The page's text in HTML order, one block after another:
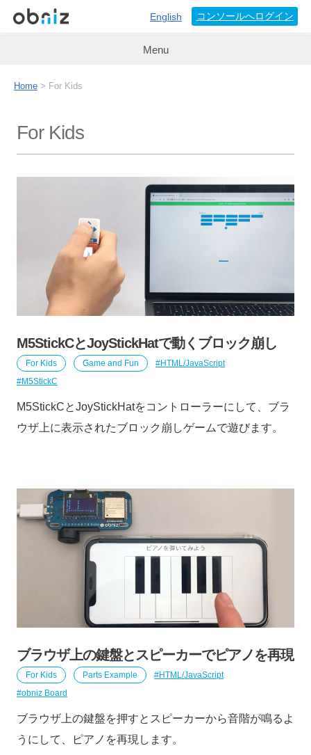
English コンソールへログイン
Menu
Home > For Kids
For Kids
M5StickCとJoyStickHatで動くブロック崩し
For Kids Game and Fun
HTML/JavaScript
M5StickC
M5StickCとJoyStickHatをコントローラーにして、ブラ
ウザ上に表示されたブロック崩しゲームで遊びます。
ブラウザ上の鍵盤とスピーカーでピアノを再現
For Kids Parts Example
HTML/JavaScript
obniz Board
ブラウザ上の鍵盤を押すとスピーカーから音階が鳴るよ
うにして、ピアノを再現します。